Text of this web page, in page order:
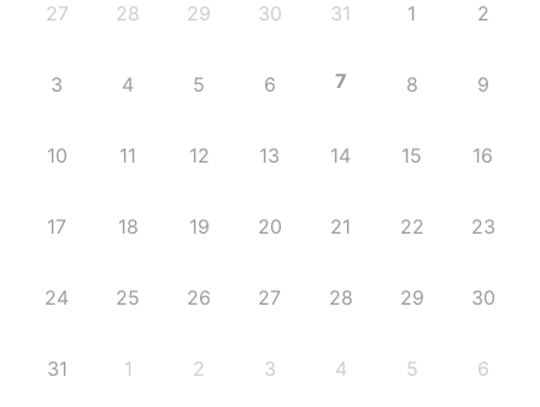
27 28 29 30 31 1 2
3 4 5 6 7 8 9
10 11 12 13 14 15 16
17 18 19 20 21 22 23
24 25 26 27 28 29 30
31 1 2 3 4 5 6